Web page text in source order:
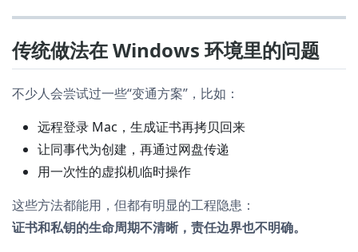
传统做法在 Windows 环境里的问题
不少人会尝试过一些“变通方案”，比如：
远程登录 Mac，生成证书再拷贝回来
让同事代为创建，再通过网盘传递
用一次性的虚拟机临时操作
这些方法都能用，但都有明显的工程隐患：
证书和私钥的生命周期不清晰，责任边界也不明确。